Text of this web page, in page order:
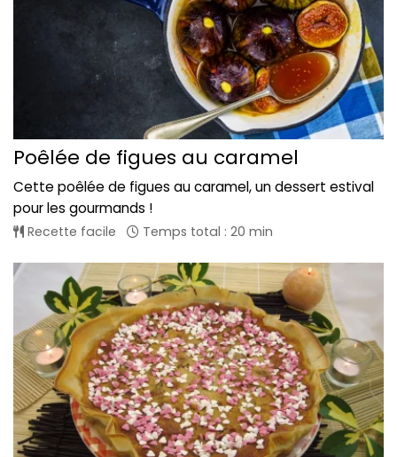
Poêlée de figues au caramel
Cette poêlée de figues au caramel, un dessert estival
pour les gourmands !
Recette facile Temps total : 20 min